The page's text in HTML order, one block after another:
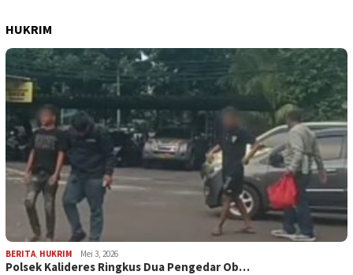
HUKRIM
BERITA HUKRIM Mei 3, 2026
Polsek Kalideres Ringkus Dua Pengedar Ob…